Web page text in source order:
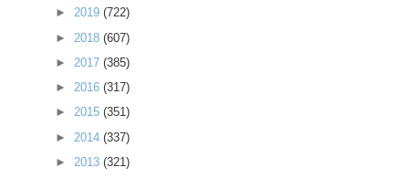
► 2019 (722)
► 2018 (607)
► 2017 (385)
► 2016 (317)
► 2015 (351)
► 2014 (337)
► 2013 (321)